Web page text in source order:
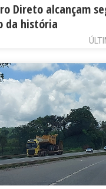
Direto alcançam
da história